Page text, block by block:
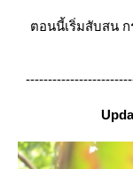
ตอนนี้เริ่มสับสน